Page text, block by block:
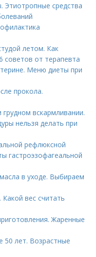
Этиотропные средства
летом. Как
советов от терапевта
Меню диеты при
прокола.
вскармливании.
нельзя делать при
рефлюксной
гастроэзофагеальной
в уходе. Выбираем
вес считать
Жаренные
50 лет. Возрастные